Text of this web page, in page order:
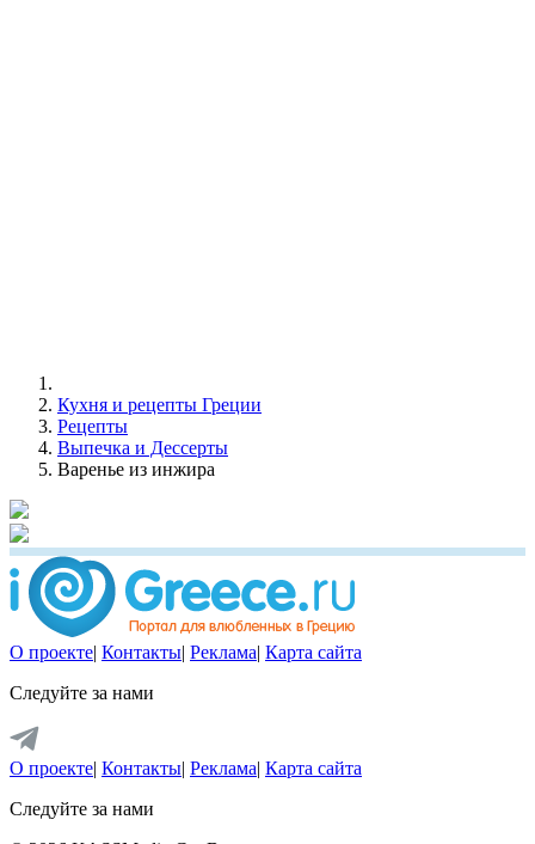
Кухня и рецепты Греции
Рецепты
Выпечка и Дессерты
Варенье из инжира
О проекте| Контакты| Реклама| Карта сайта
Следуйте за нами
О проекте| Контакты| Реклама| Карта сайта
Следуйте за нами